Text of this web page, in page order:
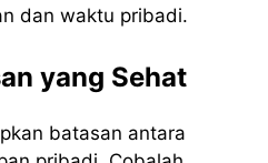
dan waktu pribadi.
yang Sehat
batasan antara